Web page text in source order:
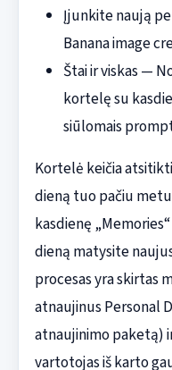
Įjunkite naują
Banana image
Štai ir viskas —
kortelę su
siūlomais
Kortelė keičia
dieną tuo pačiu
kasdienę
dieną matysite
procesas yra skirtas
atnaujinus Personal
atnaujinimo paketą)
vartotojas iš karto